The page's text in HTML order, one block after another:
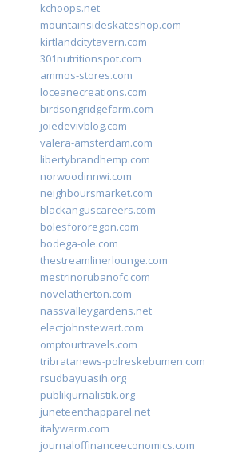
kchoops.net
mountainsideskateshop.com
kirtlandcitytavern.com
301nutritionspot.com
ammos-stores.com
loceanecreations.com
birdsongridgefarm.com
joiedevivblog.com
valera-amsterdam.com
libertybrandhemp.com
norwoodinnwi.com
neighboursmarket.com
blackanguscareers.com
bolesfororegon.com
bodega-ole.com
thestreamlinerlounge.com
mestrinorubanofc.com
novelatherton.com
nassvalleygardens.net
electjohnstewart.com
omptourtravels.com
tribratanews-polreskebumen.com
rsudbayuasih.org
publikjurnalistik.org
juneteenthapparel.net
italywarm.com
journaloffinanceeconomics.com